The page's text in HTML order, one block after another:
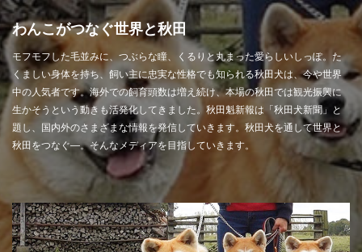
わんこがつなぐ世界と秋田
モフモフした毛並みに、つぶらな瞳、くるりと丸まった愛らしいしっぽ。た
くましい身体を持ち、飼い主に忠実な性格でも知られる秋田犬は、今や世界
中の人気者です。海外での飼育頭数は増え続け、本場の秋田では観光振興に
生かそうという動きも活発化してきました。秋田魁新報は「秋田犬新聞」と
題し、国内外のさまざまな情報を発信していきます。秋田犬を通して世界と
秋田をつなぐ―。そんなメディアを目指していきます。